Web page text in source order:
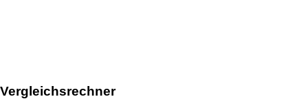
Vergleichsrechner